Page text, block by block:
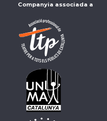
Companyia associada a